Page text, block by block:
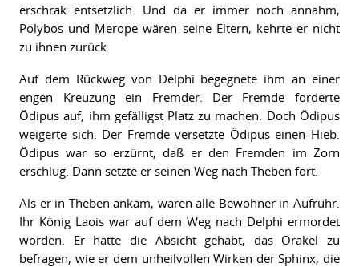
erschrak entsetzlich. Und da er immer noch annahm,
Polybos und Merope wären seine Eltern, kehrte er nicht
zu ihnen zurück.
Auf dem Rückweg von Delphi begegnete ihm an einer
engen Kreuzung ein Fremder. Der Fremde forderte
Ödipus auf, ihm gefälligst Platz zu machen. Doch Ödipus
weigerte sich. Der Fremde versetzte Ödipus einen Hieb.
Ödipus war so erzürnt, daß er den Fremden im Zorn
erschlug. Dann setzte er seinen Weg nach Theben fort.
Als er in Theben ankam, waren alle Bewohner in Aufruhr.
Ihr König Laois war auf dem Weg nach Delphi ermordet
worden. Er hatte die Absicht gehabt, das Orakel zu
befragen, wie er dem unheilvollen Wirken der Sphinx, die